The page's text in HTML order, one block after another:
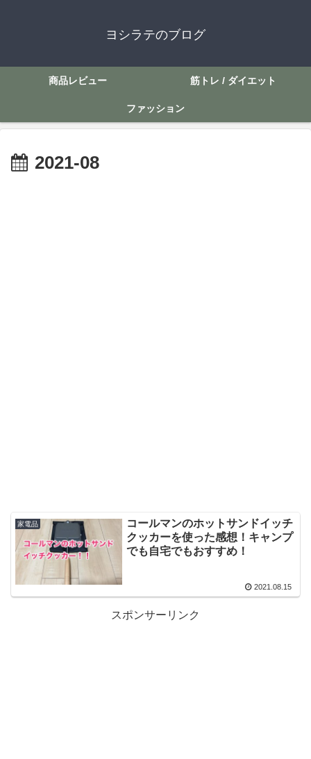
ヨシラテのブログ
商品レビュー 筋トレ / ダイエット
ファッション
2021-08
家電品
コールマンのホットサンドイッチ
クッカーを使った感想！キャンプ
でも自宅でもおすすめ！
2021.08.15
スポンサーリンク